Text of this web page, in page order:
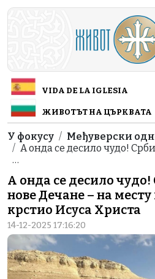
Skip to main content
VIDA DE LA IGLESIA
ЖИВОТЪТ НА ЦЪРКВАТА
Breadcrumb
У фокусу
Међуверски
А онда се десило чудо!
…
А онда се десило
нове Дечане – на месту
крстио Исуса Христа
14-12-2025 17:16:20